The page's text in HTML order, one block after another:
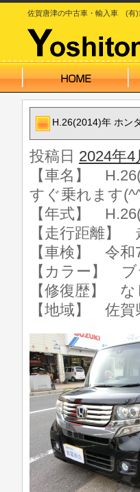
佐賀唐津の中古車・輸入車 (有)
H.26(2014)年 ホン
投稿日 2024年4
【車名】
すぐ乗れます
【年式】
【走行距離】
【車検】 令和
【カラー】 ブ
【修復歴】 な
【地域】 佐賀